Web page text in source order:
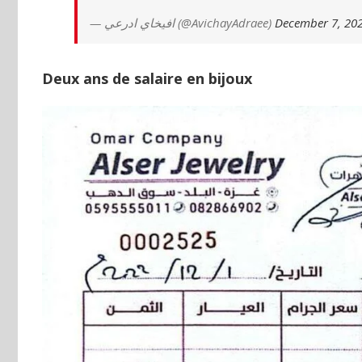
— افيخاي ادرعي (@AvichayAdraee) December 7,
Deux ans de salaire en bijoux